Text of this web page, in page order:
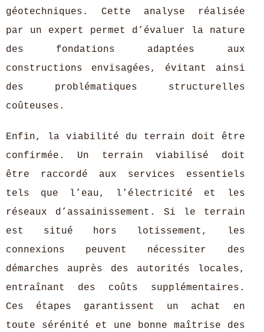
géotechniques. Cette analyse réalisée
par un expert permet d’évaluer la nature
des fondations adaptées aux
constructions envisagées, évitant ainsi
des problématiques structurelles
coûteuses.
Enfin, la viabilité du terrain doit être
confirmée. Un terrain viabilisé doit
être raccordé aux services essentiels
tels que l’eau, l’électricité et les
réseaux d’assainissement. Si le terrain
est situé hors lotissement, les
connexions peuvent nécessiter des
démarches auprès des autorités locales,
entraînant des coûts supplémentaires.
Ces étapes garantissent un achat en
toute sérénité et une bonne maîtrise des